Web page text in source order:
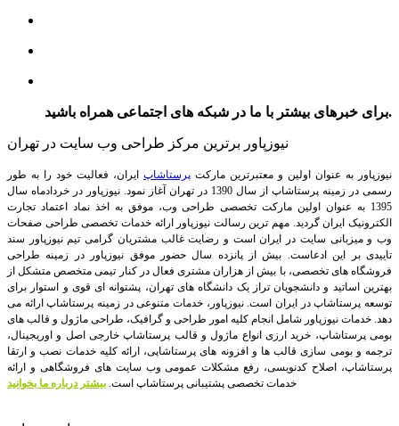
برای خبرهای بیشتر با ما در شبکه های اجتماعی همراه باشید.
نیوزپاور برترین مرکز طراحی وب سایت در تهران
نیوزپاور به عنوان اولین و معتبرترین مارکت پرستاشاپ ایران، فعالیت خود را به طور
رسمی در زمینه پرستاشاپ از سال 1390 در تهران آغاز نمود. نیوزپاور در خردادماه سال
1395 به عنوان اولین مارکت تخصصی طراحی وب، موفق به اخذ نماد اعتماد تجارت
الکترونیک ایران گردید. مهم ترین رسالت نیوزپاور ارائه خدمات تخصصی طراحی صفحات
وب و میزبانی سایت در ایران است و رضایت غالب مشتریان گرامی تیم نیوزپاور سند
تاییدی بر این ادعاست. بیش از پانزده سال حضور موفق نیوزپاور در زمینه طراحی
فروشگاه های تخصصی، با بیش از هزاران مشتری فعال در کنار تیمی متخصص متشکل از
بهترین اساتید و دانشجویان تراز یک دانشگاه های تهران، پشتوانه ای قوی و استوار برای
توسعه پرستاشاپ در ایران است.نیوزپاور، خدمات متنوعی در زمینه پرستاشاپ ارائه می
دهد. خدمات نیوزپاور شامل انجام کلیه امور طراحی و گرافیک، طراحی ماژول و قالب های
بومی پرستاشاپ، خرید ارزی انواع ماژول و قالب پرستاشاپ خارجی اصل و اوریجینال،
ترجمه و بومی سازی قالب ها و افزونه های پرستاشاپی، ارائه کلیه خدمات نصب و ارتقا
پرستاشاپ، اصلاح کدنویسی، رفع مشکلات عمومی وب سایت های فروشگاهی و ارائه
خدمات تخصصی پشتیبانی پرستاشاپ است. بیشتر درباره ما بخوانید